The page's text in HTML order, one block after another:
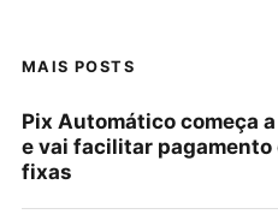
MAIS POSTS
Pix Automático começa
e vai facilitar pagamento
fixas